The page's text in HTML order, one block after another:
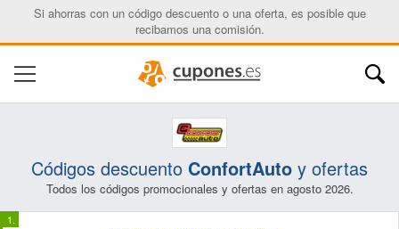
Si ahorras con un código descuento o una oferta, es posible que
recibamos una comisión.
Códigos descuento ConfortAuto y ofertas
Todos los códigos promocionales y ofertas en agosto 2026.